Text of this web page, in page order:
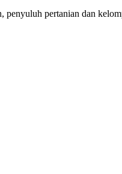
penyuluh pertanian dan